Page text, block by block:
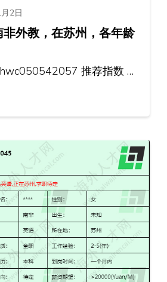
2日
外教，在苏州，各年龄
推荐指数 …